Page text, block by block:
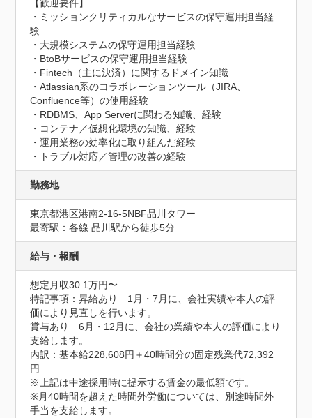
【歓迎要件】
・ミッションクリティカルなサービスの保守運用担当経
験
・大規模システムの保守運用担当経験
・BtoBサービスの保守運用担当経験
・Fintech（主に決済）に関するドメイン知識
・Atlassian系のコラボレーションツール（JIRA、
Confluence等）の使用経験
・RDBMS、App Serverに関わる知識、経験
・コンテナ／仮想化環境の知識、経験
・運用業務の効率化に取り組んだ経験
・トラブル対応／管理の改善の経験
勤務地
東京都港区港南2-16-5NBF品川タワー
最寄駅：各線 品川駅から徒歩5分
給与・報酬
想定月収30.1万円〜
特記事項：昇給あり　1月・7月に、会社実績や本人の評
価により見直しを行います。
賞与あり　6月・12月に、会社の業績や本人の評価により
支給します。
内訳：基本給228,608円＋40時間分の固定残業代72,392
円
※上記は中途採用時に提示する賃金の最低額です。
※月40時間を超えた時間外労働については、別途時間外
手当を支給します。